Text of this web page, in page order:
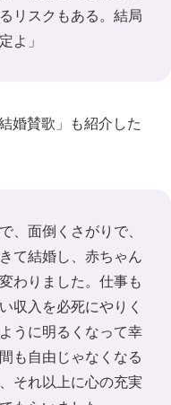
リスクもある。結局
よ」
婚賛歌」も紹介した
、面倒くさがりで、
て結婚し、赤ちゃん
わりました。仕事も
収入を必死にやりく
うに明るくなって幸
も自由じゃなくなる
それ以上に心の充実